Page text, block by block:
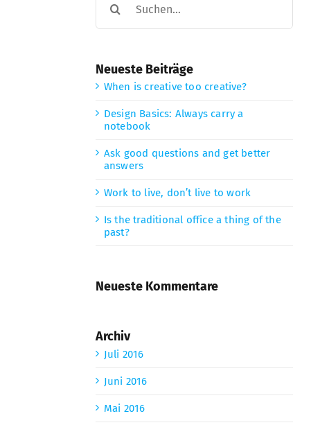
nach:
Neueste Beiträge
When is creative too creative?
Design Basics: Always carry a
notebook
Ask good questions and get better
answers
Work to live, don’t live to work
Is the traditional office a thing of the
past?
Neueste Kommentare
Archiv
Juli 2016
Juni 2016
Mai 2016